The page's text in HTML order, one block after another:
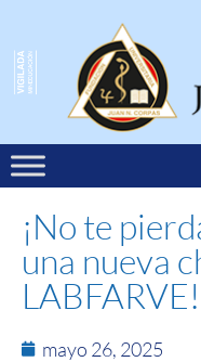
¡No te
una nueva
LABFARVE!
mayo 26, 2025